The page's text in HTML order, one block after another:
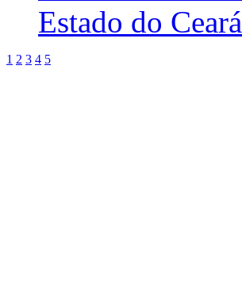
Estado do Ceará
1 2 3 4 5